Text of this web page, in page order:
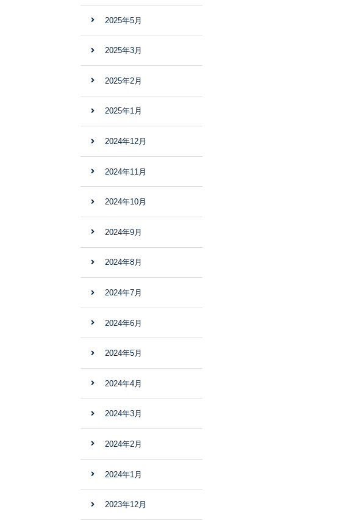
2025年5月
2025年3月
2025年2月
2025年1月
2024年12月
2024年11月
2024年10月
2024年9月
2024年8月
2024年7月
2024年6月
2024年5月
2024年4月
2024年3月
2024年2月
2024年1月
2023年12月